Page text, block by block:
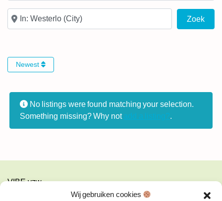
Wij gebruiken cookies
In de buurt van
ZoekZoek
Newest
No listings were found matching your selection.
Something missing? Why notadd a listing?.
VIBE vzw
Turnhoutsebaan 139a